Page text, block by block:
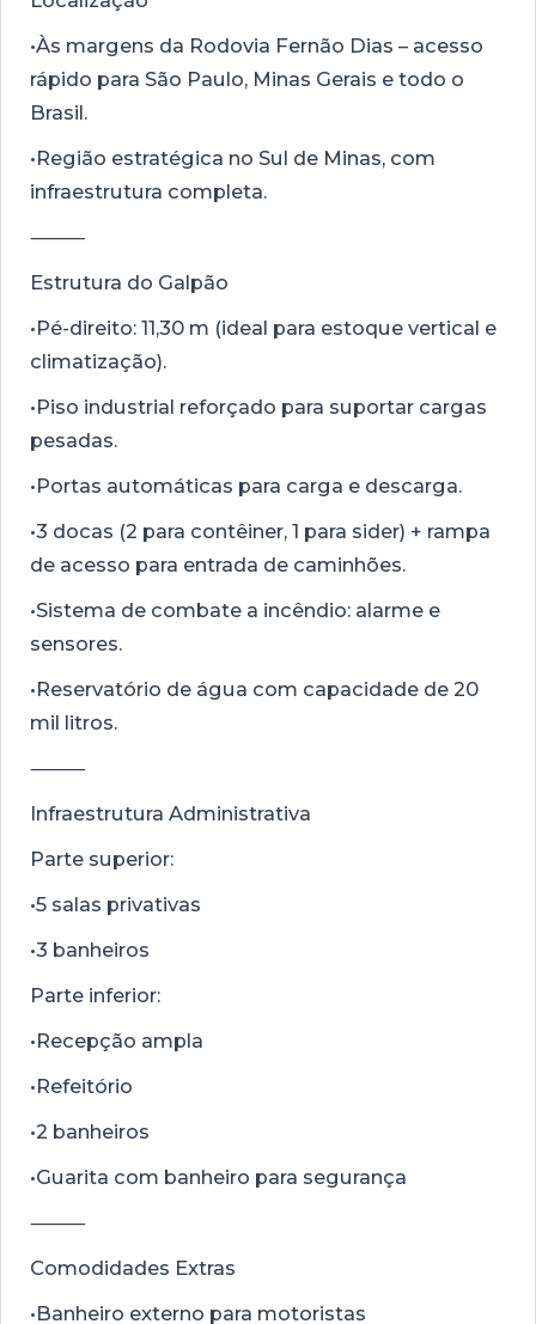
•Às margens da Rodovia Fernão Dias – acesso
rápido para São Paulo, Minas Gerais e todo o
Brasil.
•Região estratégica no Sul de Minas, com
infraestrutura completa.
⸻
Estrutura do Galpão
•Pé-direito: 11,30 m (ideal para estoque vertical e
climatização).
•Piso industrial reforçado para suportar cargas
pesadas.
•Portas automáticas para carga e descarga.
•3 docas (2 para contêiner, 1 para sider) + rampa
de acesso para entrada de caminhões.
•Sistema de combate a incêndio: alarme e
sensores.
•Reservatório de água com capacidade de 20
mil litros.
⸻
Infraestrutura Administrativa
Parte superior:
•5 salas privativas
•3 banheiros
Parte inferior:
•Recepção ampla
•Refeitório
•2 banheiros
•Guarita com banheiro para segurança
⸻
Comodidades Extras
•Banheiro externo para motoristas